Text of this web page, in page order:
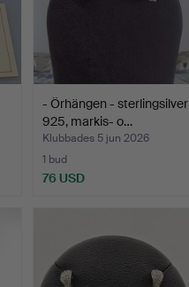
- Örhängen - sterlingsilver
925, markis- o…
Klubbades 5 jun 2026
1 bud
76 USD